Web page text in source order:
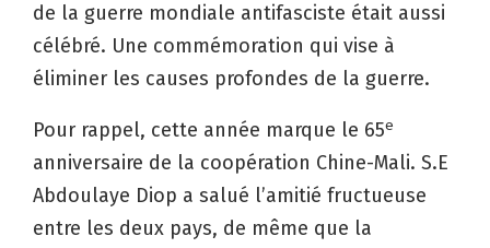
de la guerre mondiale antifasciste était aussi
célébré. Une commémoration qui vise à
éliminer les causes profondes de la guerre.
Pour rappel, cette année marque le 65e
anniversaire de la coopération Chine-Mali. S.E
Abdoulaye Diop a salué l’amitié fructueuse
entre les deux pays, de même que la